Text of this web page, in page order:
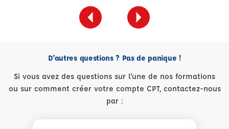
D'autres questions ? Pas de panique !
Si vous avez des questions sur l'une de nos formations
ou sur comment créer votre compte CPT, contactez-nous
par :